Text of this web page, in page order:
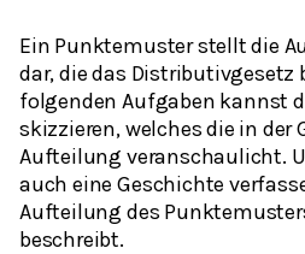
Ein Punktemuster stellt die
dar, die das Distributivgesetz
folgenden Aufgaben kannst
skizzieren, welches die in der
Aufteilung veranschaulicht.
auch eine Geschichte
Aufteilung des
beschreibt.